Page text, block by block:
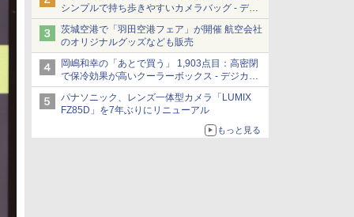
シンプルで持ち歩きやすいカメラバッグ - デジ
カメ Watch
茨城空港で「羽田空港フェア」が開催 航空会社
のオリジナルグッズなども販売
岡嶋和幸の「あとで買う」 1,903点目：高密閉
で保冷効果が高いクーラーボックス - デジカメ
Watch
パナソニック、レンズ一体型カメラ「LUMIX
FZ85D」を7年ぶりにリニューアル
もっと見る